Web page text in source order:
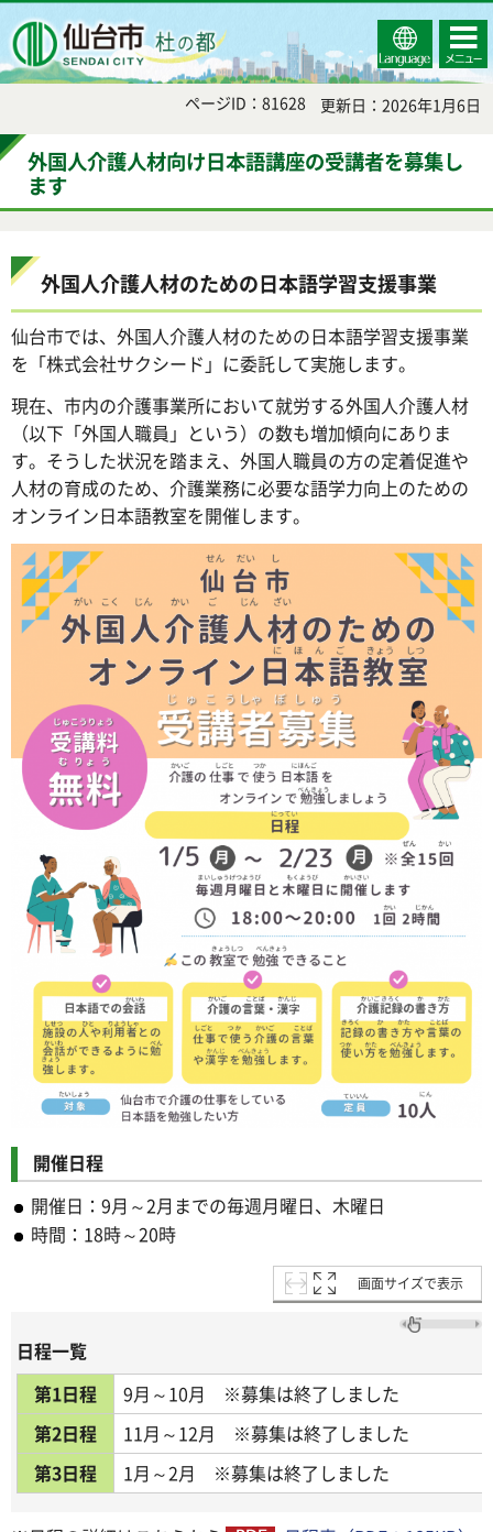
Select
Language
コンテ
ンツメ
ニュー
ページID：81628 更新日：2026年1月6日
外国人介護人材向け日本語講座の受講者を募集し
ます
外国人介護人材のための日本語学習支援事業
仙台市では、外国人介護人材のための日本語学習支援事業
を「株式会社サクシード」に委託して実施します。
現在、市内の介護事業所において就労する外国人介護人材
（以下「外国人職員」という）の数も増加傾向にありま
す。そうした状況を踏まえ、外国人職員の方の定着促進や
人材の育成のため、介護業務に必要な語学力向上のための
オンライン日本語教室を開催します。
開催日程
開催日：9月～2月までの毎週月曜日、木曜日
時間：18時～20時
画面サイズで表示
日程一覧
第1日程
9月～10月 ※募集は終了し
第2日程
11月～12月 ※募集は終了しました
第3日程
1月～2月 ※募集は終了しました